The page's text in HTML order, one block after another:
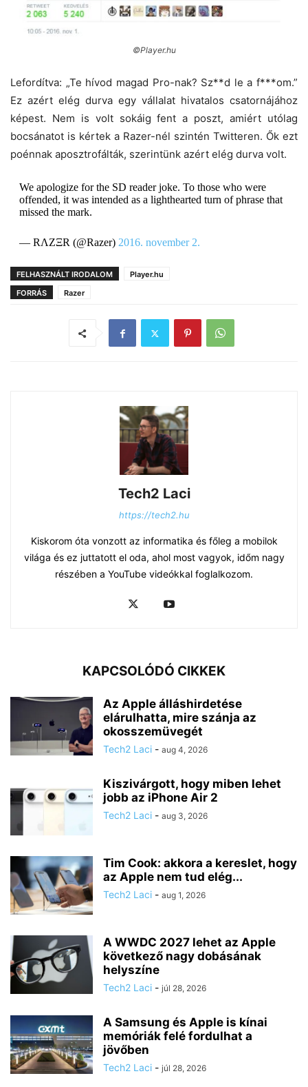
©Player.hu
Lefordítva: „Te hívod magad Pro-nak? Sz**d le a f***om.”
Ez azért elég durva egy vállalat hivatalos csatornájához
képest. Nem is volt sokáig fent a poszt, amiért utólag
bocsánatot is kértek a Razer-nél szintén Twitteren. Ők ezt
poénnak aposztrofálták, szerintünk azért elég durva volt.
We apologize for the SD reader joke. To those who were
offended, it was intended as a lighthearted turn of phrase that
missed the mark.
— RΛZΞR (@Razer) 2016. november 2.
FELHASZNÁLT IRODALOM
Player.hu
FORRÁS
Razer
Tech2 Laci
https://tech2.hu
Kiskorom óta vonzott az informatika és főleg a mobilok
világa és ez juttatott el oda, ahol most vagyok, időm nagy
részében a YouTube videókkal foglalkozom.
KAPCSOLÓDÓ CIKKEK
Az Apple álláshirdetése
elárulhatta, mire szánja az
okosszemüvegét
Tech2 Laci - aug 4, 2026
Kiszivárgott, hogy miben lehet
jobb az iPhone Air 2
Tech2 Laci - aug 3, 2026
Tim Cook: akkora a kereslet, hogy
az Apple nem tud elég...
Tech2 Laci - aug 1, 2026
A WWDC 2027 lehet az Apple
következő nagy dobásának
helyszíne
Tech2 Laci - júl 28, 2026
A Samsung és Apple is kínai
memóriák felé fordulhat a
jövőben
Tech2 Laci - júl 28, 2026